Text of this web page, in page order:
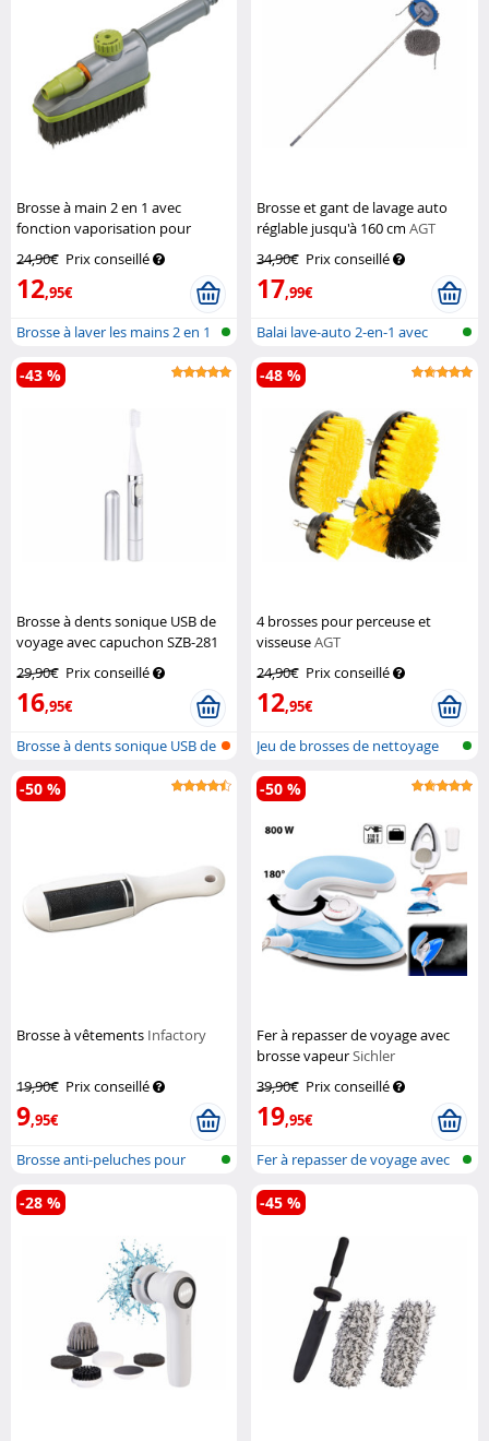
Brosse à main 2 en 1 avec
fonction vaporisation pour
Royal
Gardineer
24,90€ Prix conseillé
12,95€
Brosse à laver les mains 2 en 1
ave...
Brosse et gant de lavage auto
réglable jusqu'à 160 cmAGT
34,90€ Prix conseillé
17,99€
Balai lave-auto 2-en-1 avec
manche...
Brosse à dents sonique USB de
voyage avec capuchon SZB-281
29,90€ Prix conseillé
16,95€
-43 %
Brosse à dents sonique USB de
voyag...
4 brosses pour perceuse et
visseuseAGT
24,90€ Prix conseillé
12,95€
-48 %
Jeu de brosses de nettoyage
avec ra...
Brosse à vêtements Infactory
19,90€ Prix conseillé
9,95€
-50 %
Brosse anti-peluches pour
vêtements
Fer à repasser de voyage avec
brosse vapeurSichler
39,90€ Prix conseillé
19,95€
-50 %
Fer à repasser de voyage avec
bross...
-28 % -45 %